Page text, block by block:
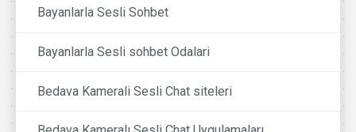
Bayanlarla Sesli Sohbet
Bayanlarla Sesli sohbet Odalari
Bedava Kamerali Sesli Chat siteleri